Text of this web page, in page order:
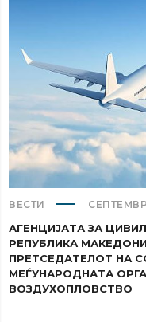
ВЕСТИ
АГЕНЦИЈАТА ЗА
РЕПУБЛИКА
ПРЕТСЕДАТЕЛОТ НА
МЕЃУНАРОДНАТА
ВОЗДУХОПЛОВСТВО